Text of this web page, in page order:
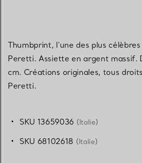
Thumbprint, l'une des plus
Peretti. Assiette en argent massif.
cm. Créations originales, tous
Peretti.
SKU 13659036 (Italie)
SKU 68102618 (Italie)